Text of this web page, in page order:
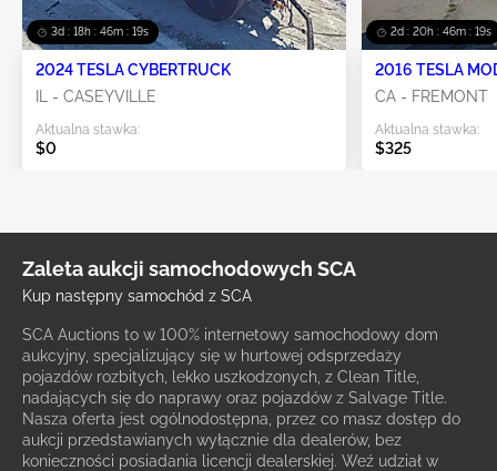
3d : 18h : 46m : 19s
2024 TESLA CYBERTRUCK
IL - CASEYVILLE
Aktualna stawka:
$0
2d : 20h : 46m : 19s
2016 TESLA
CA - FREMONT
Aktualna stawka:
$325
Zaleta aukcji samochodowych SCA
Kup następny samochód z SCA
SCA Auctions to w 100% internetowy samochodowy dom
aukcyjny, specjalizujący się w hurtowej odsprzedaży
pojazdów rozbitych, lekko uszkodzonych, z Clean Title,
nadających się do naprawy oraz pojazdów z Salvage Title.
Nasza oferta jest ogólnodostępna, przez co masz dostęp do
aukcji przedstawianych wyłącznie dla dealerów, bez
konieczności posiadania licencji dealerskiej. Weź udział w